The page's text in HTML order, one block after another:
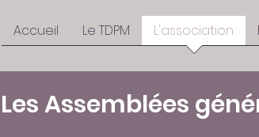
Accueil Le TDPM L'association
Les Assemblées